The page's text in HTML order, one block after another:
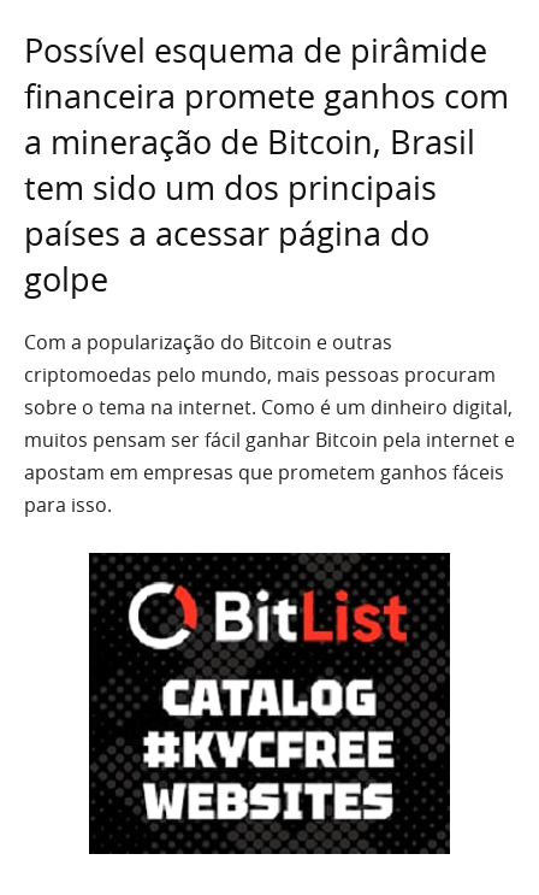
Possível esquema de pirâmide
financeira promete ganhos com
a mineração de Bitcoin, Brasil
tem sido um dos principais
países a acessar página do
golpe
Com a popularização do Bitcoin e outras
criptomoedas pelo mundo, mais pessoas procuram
sobre o tema na internet. Como é um dinheiro digital,
muitos pensam ser fácil ganhar Bitcoin pela internet e
apostam em empresas que prometem ganhos fáceis
para isso.